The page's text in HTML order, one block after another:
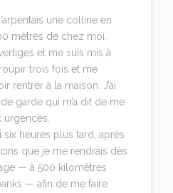
une colline en
mètres de chez moi,
et me suis mis à
trois fois et me
rentrer à la maison. J’ai
garde qui m’a dit de me
six heures plus tard, après
que je me rendrais dès
— à 500 kilomètres
— afin de me faire